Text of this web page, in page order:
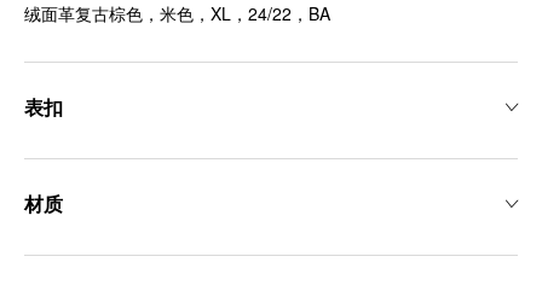
绒面革复古棕色，米色，XL，24/22，BA
表扣
材质